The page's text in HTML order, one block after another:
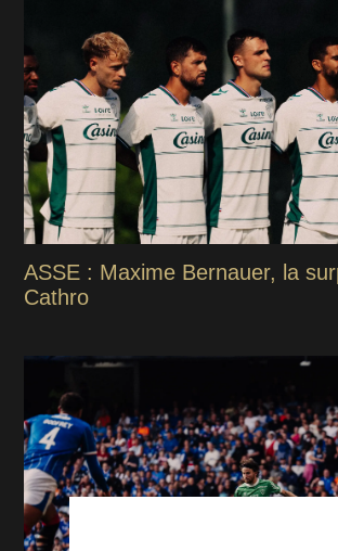
ASSE : Maxime Bernauer, la
Cathro